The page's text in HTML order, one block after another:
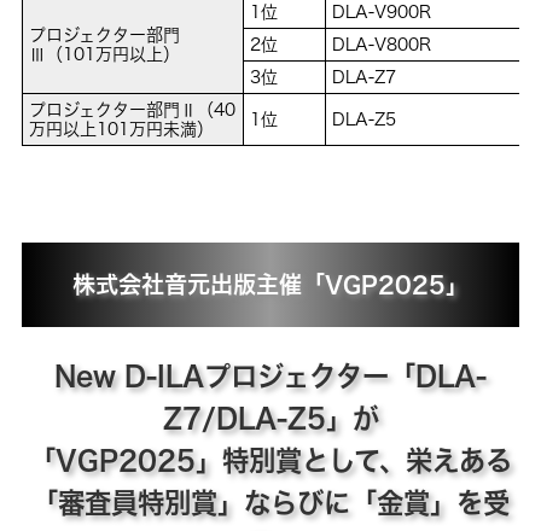
プロジェクター部門
Ⅲ（101万円以上）
1位
DLA-V900R
2位
DLA-V800R
3位
DLA-Z7
プロジェクター部門Ⅱ（40
万円以上101万円未満）
1位 DLA-Z5
株式会社音元出版主催「VGP2025」
New D-ILAプロジェクター「DLA-
Z7/DLA-Z5」が
「VGP2025」特別賞として、栄えある
「審査員特別賞」ならびに「金賞」を受